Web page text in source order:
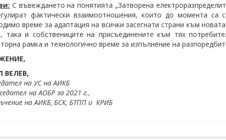
С въвеждането на понятията „Затворена
фактически взаимоотношения, които до момента
време за адаптация на всички засегнати страни към
така и собствениците на присъединените към тях
рамка и технологично време за изпълнение на
ВЕЛЕВ,
на УС на АИКБ
на АОБР за 2021 г.,
на АИКБ, БСК, БТПП и КРИБ